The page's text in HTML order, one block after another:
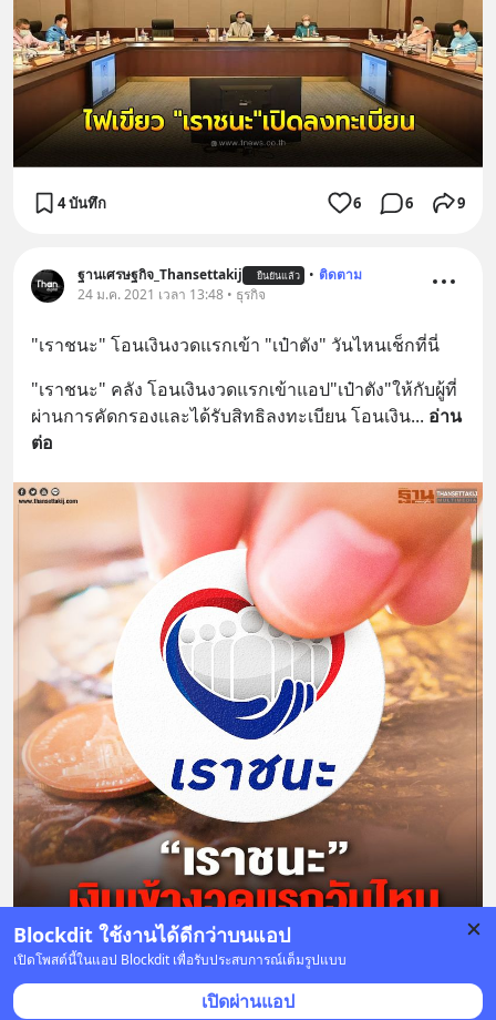
Blockdit ใช้งานได้ดีกว่าบนแอป
เปิดโพสต์นี้ในแอป Blockdit เพื่อรับประสบการณ์เต็มรูปแบบ
เปิดผ่านแอป
4 บันทึก 6 6 9
ฐานเศรษฐกิจ_Thansettakij ยืนยันแล้ว • ติดตาม
24 ม.ค. 2021 เวลา 13:48 • ธุรกิจ
"เราชนะ" โอนเงินงวดแรกเข้า "เป๋าตัง" วันไหนเช็กที่นี่
"เราชนะ" คลัง โอนเงินงวดแรกเข้าแอป"เป๋าตัง"ให้กับผู้ที่
ผ่านการคัดกรองและได้รับสิทธิลงทะเบียน โอนเงิน... อ่าน
ต่อ
1 บันทึก 2 1